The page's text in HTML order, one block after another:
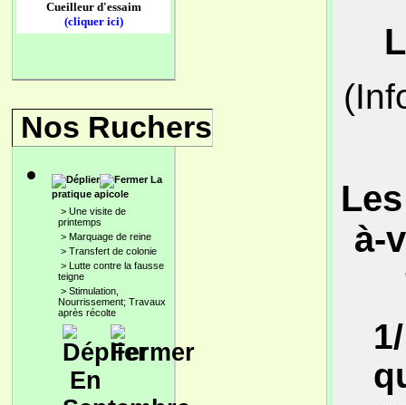
Cueilleur d'essaim
(cliquer ici)
Nos Ruchers
La
pratique apicole
> Une visite de
printemps
> Marquage de reine
> Transfert de colonie
> Lutte contre la fausse
teigne
> Stimulation,
Nourrissement; Travaux
après récolte
En
à-